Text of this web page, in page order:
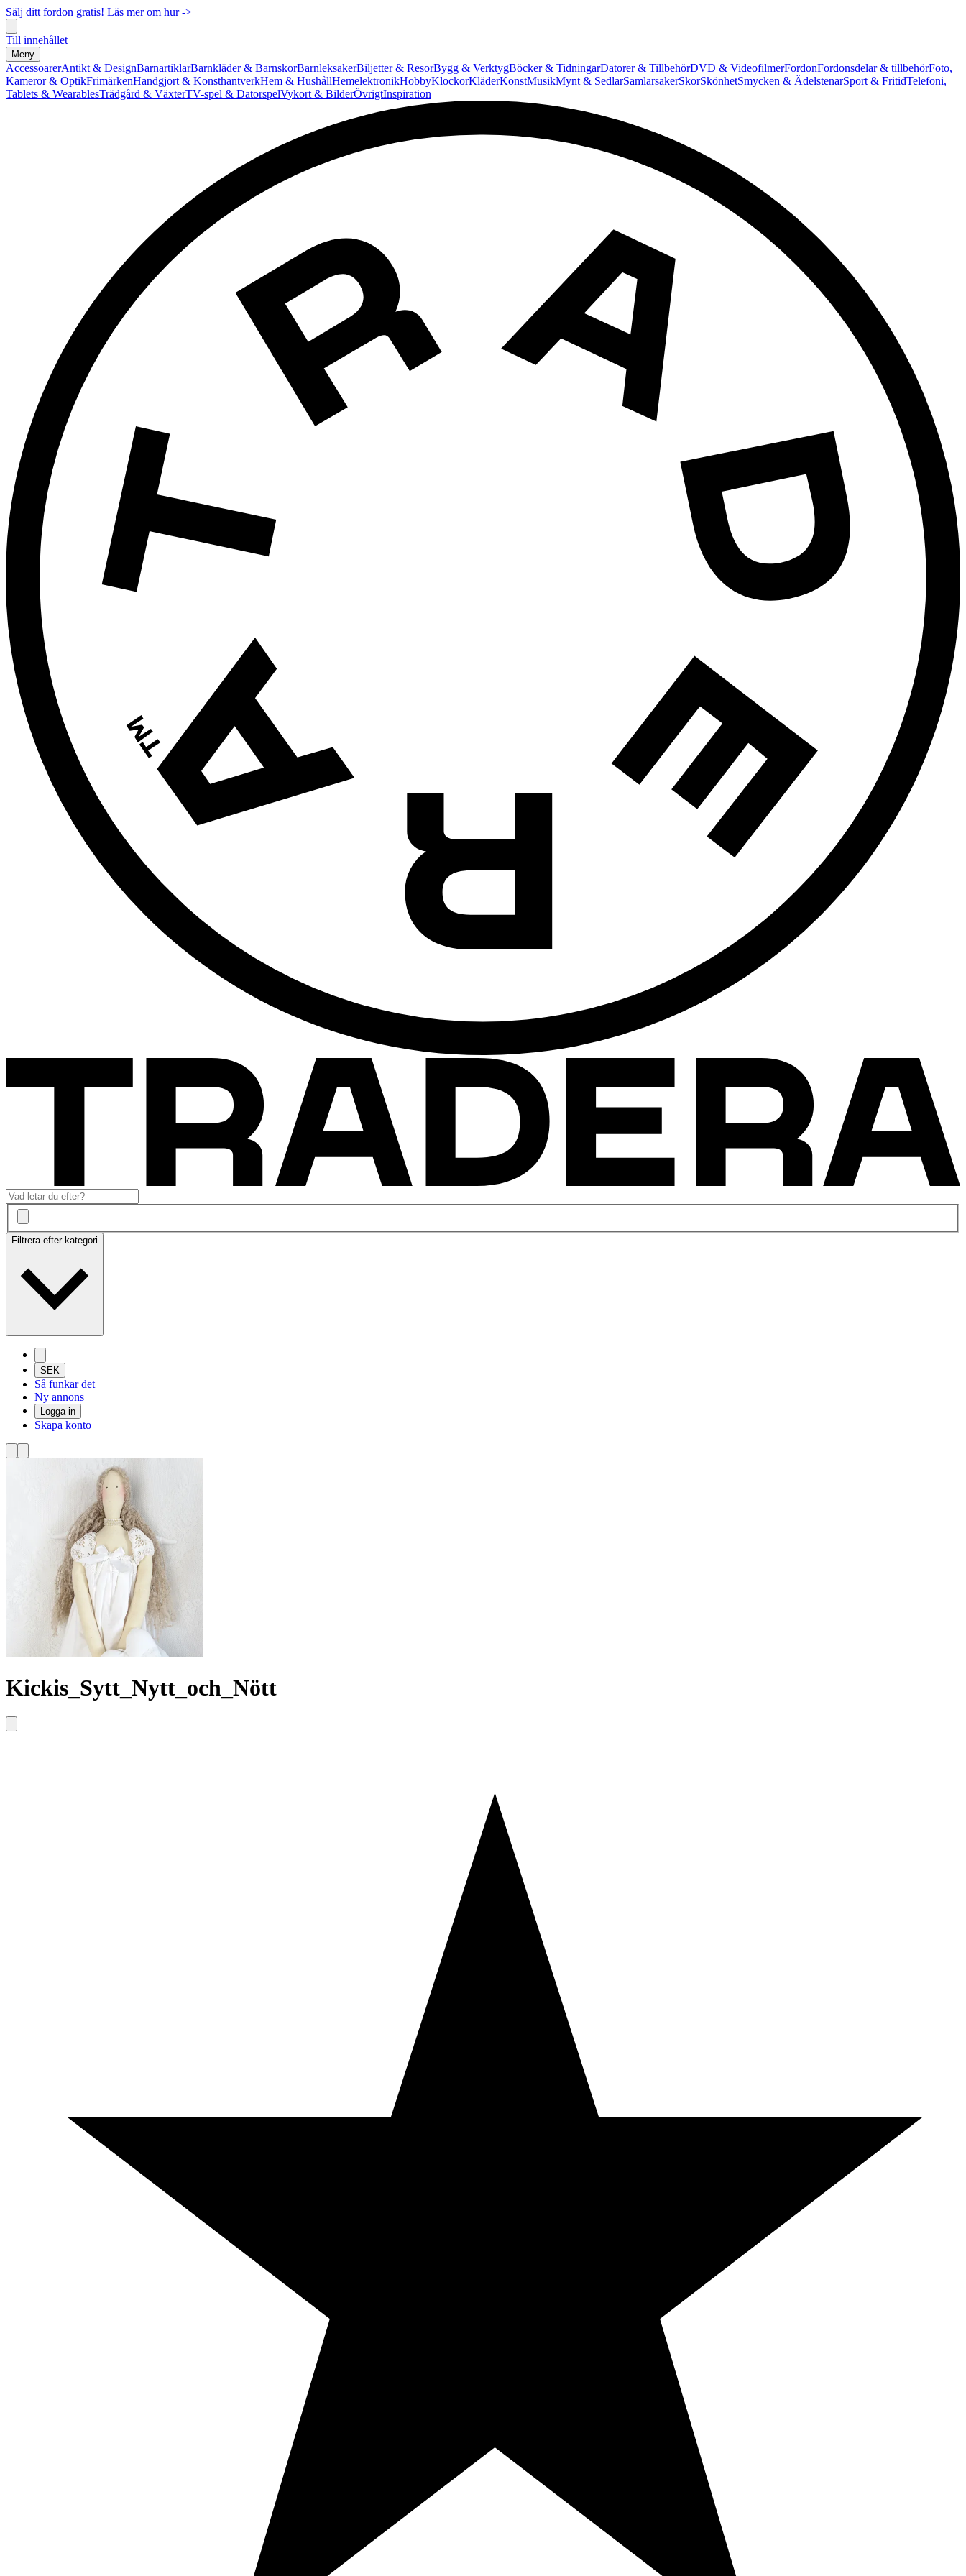
Sälj ditt fordon gratis! Läs mer om hur ->
Till innehållet
Meny
AccessoarerAntikt & DesignBarnartiklarBarnkläder & BarnskorBarnleksakerBiljetter & ResorBygg & VerktygBöcker & TidningarDatorer & TillbehörDVD & VideofilmerFordonFordonsdelar & tillbehörFoto,
Kameror & OptikFrimärkenHandgjort & KonsthantverkHem & HushållHemelektronikHobbyKlockorKläderKonstMusikMynt & SedlarSamlarsakerSkorSkönhetSmycken & ÄdelstenarSport & FritidTelefoni,
Tablets & WearablesTrädgård & VäxterTV-spel & DatorspelVykort & BilderÖvrigtInspiration
Filtrera efter kategori
SEK
Så funkar det
Ny annons
Logga in
Skapa konto
Kickis_Sytt_Nytt_och_Nött